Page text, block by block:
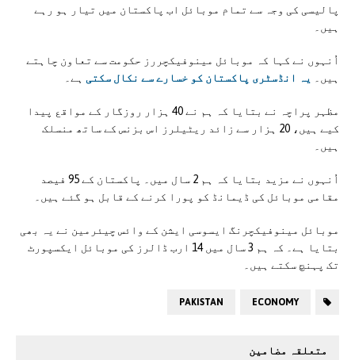
پالیسی کی وجہ سے تمام موبائل اب پاکستان میں تیار ہو رہے
ہیں۔
اُنہوں نے کہا کہ موبائل مینوفیکچررز حکومت سے تعاون چاہتے
ہیں۔
یہ انڈسٹری پاکستان کو خسارے سے نکال سکتی ہے۔
مظہر پراچہ نے بتایا کہ ہم نے 40 ہزار روزگار کے مواقع پیدا
کیے ہیں، 20 ہزار سے زائد ریٹیلرز اس بزنس کے ساتھ منسلک
ہیں۔
اُنہوں نے مزید بتایا کہ ہم 2 سال میں۔ پاکستان کے 95 فیصد
مقامی موبائل کی ڈیمانڈ کو پورا کرنے کے قابل ہو گئے ہیں۔
موبائل مینوفیکچرنگ ایسوسی ایشن کے وائس چیئرمین نے یہ بھی
بتایا ہے۔ کہ ہم 3 سال میں 14 ارب ڈالرز کی موبائل ایکسپورٹ
تک پہنچ سکتے ہیں۔
ECONOMY
PAKISTAN
متعلقہ مضامین